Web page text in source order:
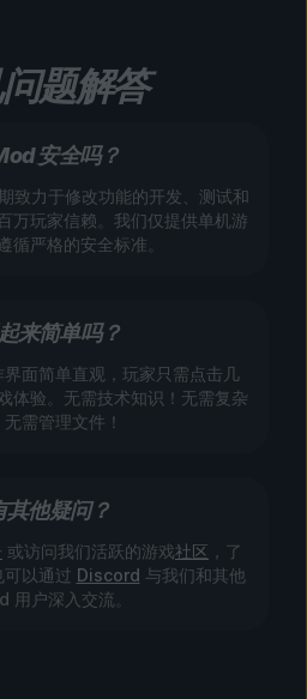
题解答
安全吗？
致力于修改功能的开发、测试和
万玩家信赖。我们仅提供单机游
循严格的安全标准。
来简单吗？
面简单直观，玩家只需点击几
体验。无需技术知识！无需复杂
需管理文件！
其他疑问？
或访问我们活跃的游戏社区 ，了
以通过 Discord 与我们和其他
用户深入交流。